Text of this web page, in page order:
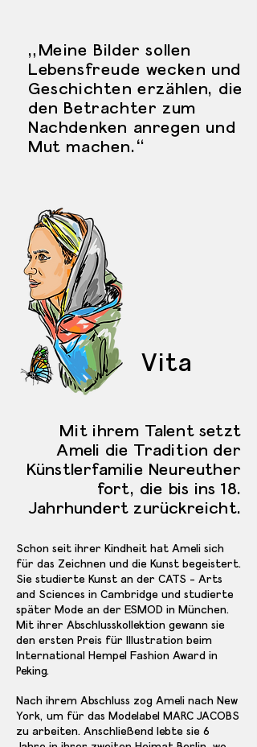
„Meine Bilder sollen
Lebensfreude wecken und
Geschichten erzählen, die
den Betrachter zum
Nachdenken anregen und
Mut machen.“
Vita
Mit ihrem Talent setzt
Ameli die Tradition der
Künstlerfamilie Neureuther
fort, die bis ins 18.
Jahrhundert zurückreicht.
Schon seit ihrer Kindheit hat Ameli sich
für das Zeichnen und die Kunst begeistert.
Sie studierte Kunst an der CATS - Arts
and Sciences in Cambridge und studierte
später Mode an der ESMOD in München.
Mit ihrer Abschlusskollektion gewann sie
den ersten Preis für Illustration beim
International Hempel Fashion Award in
Peking.
Nach ihrem Abschluss zog Ameli nach New
York, um für das Modelabel MARC JACOBS
zu arbeiten. Anschließend lebte sie 6